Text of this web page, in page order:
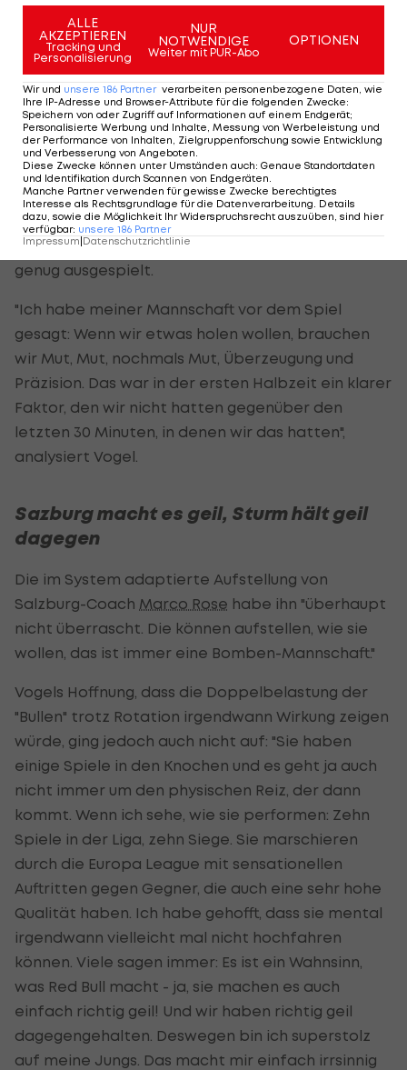
Tipico Sportwetten – Jetzt 100 €
Neukundenbonus sichern!
Der Plan des 42-Jährigen war es, Salzburg in der
ersten Halbzet das Spiel zu überlassen. Mit der
Umsetzung war er nur bedingt zufrieden. Zwar
habe man bis auf den "Wahnsinns-Schuss von
Gulbrandsen" zum 0:1 gut verteidigt, die eigenen
Ballbesitzphasen zur Entlastung jedoch nicht gut
genug ausgespielt.
"Ich habe meiner Mannschaft vor dem Spiel
gesagt: Wenn wir etwas holen wollen, brauchen
wir Mut, Mut, nochmals Mut, Überzeugung und
Präzision. Das war in der ersten Halbzeit ein klarer
Faktor, den wir nicht hatten gegenüber den
letzten 30 Minuten, in denen wir das hatten",
analysiert Vogel.
Sazburg macht es geil, Sturm hält geil
dagegen
Die im System adaptierte Aufstellung von
Salzburg-Coach Marco Rose habe ihn "überhaupt
nicht überrascht. Die können aufstellen, wie sie
wollen, das ist immer eine Bomben-Mannschaft."
Vogels Hoffnung, dass die Doppelbelastung der
"Bullen" trotz Rotation irgendwann Wirkung zeigen
würde, ging jedoch auch nicht auf: "Sie haben
einige Spiele in den Knochen und es geht ja auch
nicht immer um den physischen Reiz, der dann
kommt. Wenn ich sehe, wie sie performen: Zehn
Spiele in der Liga, zehn Siege. Sie marschieren
durch die Europa League mit sensationellen
Auftritten gegen Gegner, die auch eine sehr hohe
Qualität haben. Ich habe gehofft, dass sie mental
irgendwann vielleicht mal nicht hochfahren
können. Viele sagen immer: Es ist ein Wahnsinn,
was Red Bull macht - ja, sie machen es auch
einfach richtig geil! Und wir haben richtig geil
dagegengehalten. Deswegen bin ich superstolz
auf meine Jungs. Das macht mir einfach irrsinnig
ALLE
AKZEPTIEREN
Tracking und
Personalisierung
NUR
NOTWENDIGE
Weiter mit PUR-Abo
OPTIONEN
Wir und unsere 186 Partner verarbeiten personenbezogene Daten, wie
Ihre IP-Adresse und Browser-Attribute für die folgenden Zwecke:
Speichern von oder Zugriff auf Informationen auf einem Endgerät;
Personalisierte Werbung und Inhalte, Messung von Werbeleistung und
der Performance von Inhalten, Zielgruppenforschung sowie Entwicklung
und Verbesserung von Angeboten
Diese Zwecke können unter Umständen auch: Genaue Standortdaten
und Identifikation durch Scannen von Endgeräten
Manche Partner verwenden für gewisse Zwecke berechtigtes
Interesse als Rechtsgrundlage für die Datenverarbeitung. Details
dazu, sowie die Möglichkeit Ihr Widerspruchsrecht auszuüben, sind hier
verfügbar: unsere 186 Partner
Impressum|Datenschutzrichtlinie